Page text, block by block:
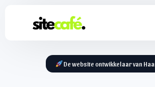
De website ontwikkelaar van